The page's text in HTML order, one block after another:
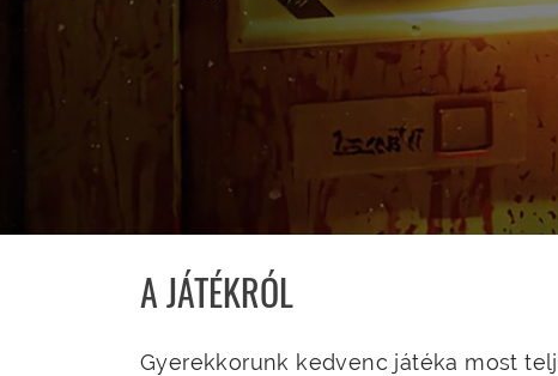
A JÁTÉKRÓL
Gyerekkorunk kedvenc játéka most